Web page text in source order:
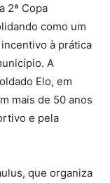
2ª Copa
como um
à prática
A
Elo, em
mais de 50 anos
e pela
que organiza